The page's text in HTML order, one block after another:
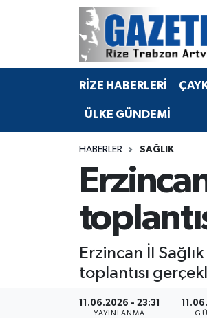
RİZE HABERLERİ
ÜLKE GÜNDEMİ
HABERLER SAĞLIK
Erzincan İl
toplantısı
11.06.2026 - 23:31
YAYINLANMA
BÖLGEMİZ
Bilim Teknoloji
Advertising news
Canlı Maç
Merkez Nöbetçi Eczaneler
Merkez Hava Durumu
Merkez Trafik Yoğunluk Haritası
Tüm Manşetler
Son Dakika Haberleri
Haber Arşivi